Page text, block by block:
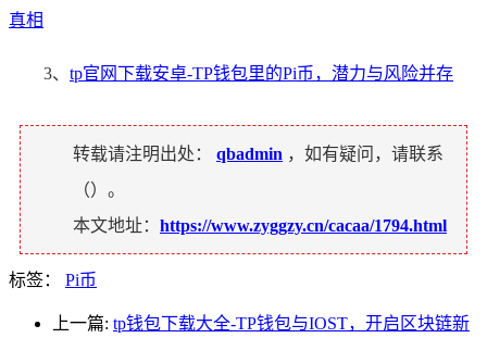
真相
3、 tp官网下载安卓-TP钱包里的Pi币，潜力与风险并存
转载请注明出处： qbadmin ，如有疑问，请联系
（）。
本文地址： https://www.zyggzy.cn/cacaa/1794.html
标签： Pi币
上一篇: tp钱包下载大全-TP钱包与IOST，开启区块链新